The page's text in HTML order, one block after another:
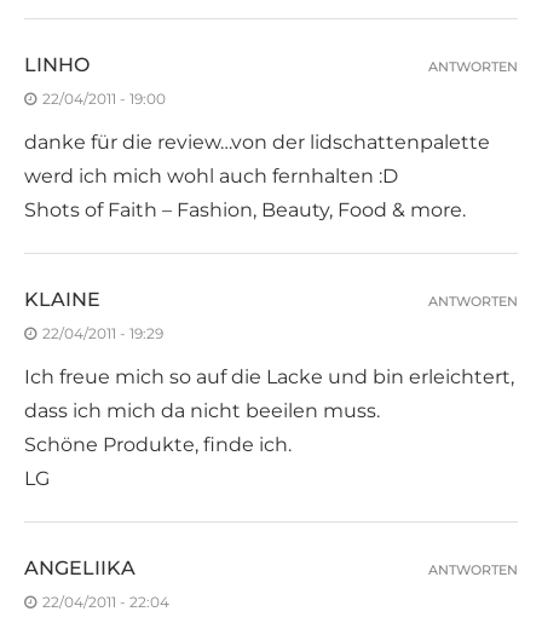
LINHO
22/04/2011 - 19:00
danke für die review…von der lidschattenpalette
werd ich mich wohl auch fernhalten :D
Shots of Faith – Fashion, Beauty, Food & more.
ANTWORTEN
KLAINE
22/04/2011 - 19:29
Ich freue mich so auf die Lacke und bin erleichtert,
dass ich mich da nicht beeilen muss.
Schöne Produkte, finde ich.
LG
ANTWORTEN
ANGELIIKA
22/04/2011 - 22:04
ANTWORTEN